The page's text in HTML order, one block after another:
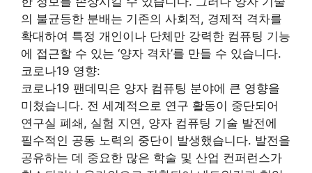
의 불균등한 분배는 기존의 사회적, 경제적 격차를
확대하여 특정 개인이나 단체만 강력한 컴퓨팅 기능
에 접근할 수 있는 ‘양자 격차’를 만들 수 있습니다.
코로나19 영향:
코로나19 팬데믹은 양자 컴퓨팅 분야에 큰 영향을
미쳤습니다. 전 세계적으로 연구 활동이 중단되어
연구실 폐쇄, 실험 지연, 양자 컴퓨팅 기술 발전에
필수적인 공동 노력의 중단이 발생했습니다. 발전을
공유하는 데 중요한 많은 학술 및 산업 컨퍼런스가